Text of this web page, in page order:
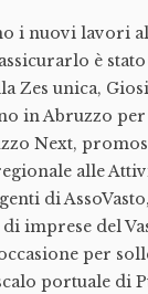
i nuovi lavori
è
Zes unica,
in Abruzzo
Next,
alle
di
imprese del
per
portuale di